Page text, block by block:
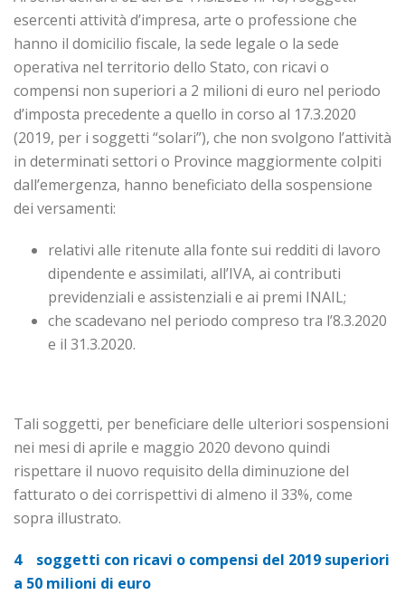
esercenti attività d’impresa, arte o professione che
hanno il domicilio fiscale, la sede legale o la sede
operativa nel territorio dello Stato, con ricavi o
compensi non superiori a 2 milioni di euro nel periodo
d’imposta precedente a quello in corso al 17.3.2020
(2019, per i soggetti “solari”), che non svolgono l’attività
in determinati settori o Province mag­gior­mente colpiti
dall’emergenza, hanno beneficiato della sospensione
dei versamenti:
relativi alle ritenute alla fonte sui redditi di lavoro
dipendente e assimilati, all’IVA, ai contributi
previdenziali e assistenziali e ai premi INAIL;
che scadevano nel periodo compreso tra l’8.3.2020
e il 31.3.2020.
Tali soggetti, per beneficiare delle ulteriori sospensioni
nei mesi di aprile e maggio 2020 devono quindi
rispettare il nuovo requisito della diminuzione del
fatturato o dei corrispettivi di almeno il 33%, come
sopra illustrato.
4 soggetti con ricavi o compensi del 2019 superiori
a 50 milioni di euro